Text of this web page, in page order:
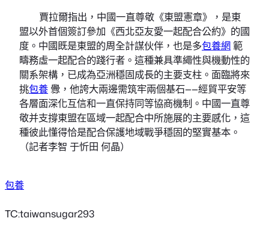
賈拉爾指出，中國一直尊敬《東盟憲章》，是東
盟以外首個簽訂參加《西北亞友愛一起配合公約》的國
度。中國既是東盟的周全計謀伙伴，也是多包養網範
疇務虛一起配合的踐行者。這種兼具準繩性與機動性的
關系架構，已成為亞洲穩固成長的主要支柱。面臨將來
挑包養 釁，他誇大兩邊需筑牢兩個基石——經貿平安等
各層面深化互信和一直保持同等協商機制。中國一直尊
敬并支撐東盟在區域一起配合中所施展的主要感化，這
種彼此懂得恰是配合保護地域戰爭穩固的堅實基本。
（記者李智 于忻田 何晶）
包養
TC:taiwansugar293